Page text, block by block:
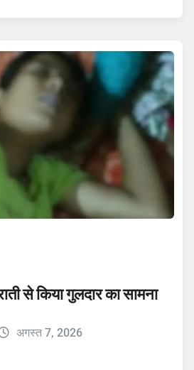
से किया गुलदार का सामना
अगस्त 7, 2026